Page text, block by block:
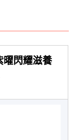
曜閃耀滋養